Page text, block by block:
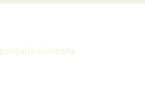
Kuhstraße